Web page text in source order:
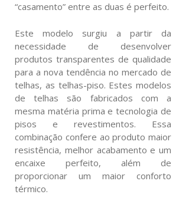
“casamento” entre as duas é perfeito.
Este modelo surgiu a partir da
necessidade de desenvolver
produtos transparentes de qualidade
para a nova tendência no mercado de
telhas, as telhas-piso. Estes modelos
de telhas são fabricados com a
mesma matéria prima e tecnologia de
pisos e revestimentos. Essa
combinação confere ao produto maior
resistência, melhor acabamento e um
encaixe perfeito, além de
proporcionar um maior conforto
térmico.